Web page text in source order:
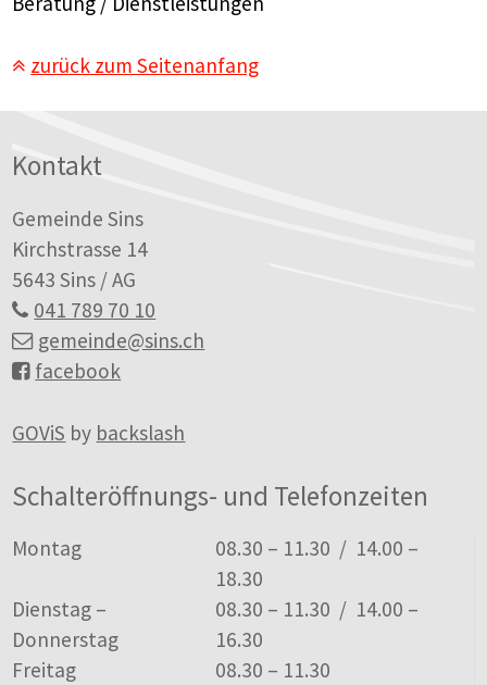
zurück zum Seitenanfang
Kontakt
Gemeinde Sins
Kirchstrasse 14
5643 Sins / AG
041 789 70 10
gemeinde@sins.ch
facebook
GOViS by backslash
Schalteröffnungs- und Telefonzeiten
TagÖffnungszeiten
Montag
08.30 – 11.30 / 14.00 –
18.30
Dienstag –
Donnerstag
08.30 – 11.30 / 14.00 –
16.30
Freitag
08.30 – 11.30